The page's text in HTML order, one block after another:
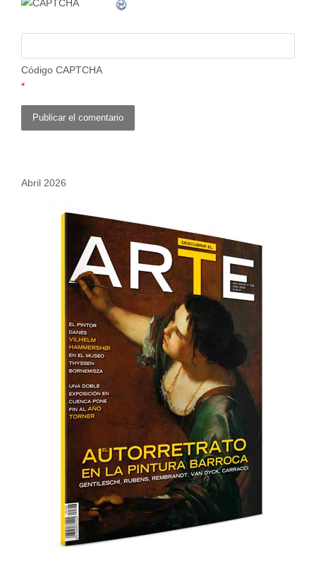
Código CAPTCHA
*
Abril 2026